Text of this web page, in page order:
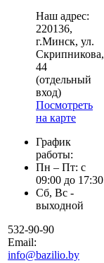
Наш адрес:
220136,
г.Минск, ул.
Скрипникова,
44
(отдельный
вход)
Посмотреть
на карте
График
работы:
Пн – Пт: с
09:00 до 17:30
Сб, Вс -
выходной
532-90-90
Email:
info@bazilio.by